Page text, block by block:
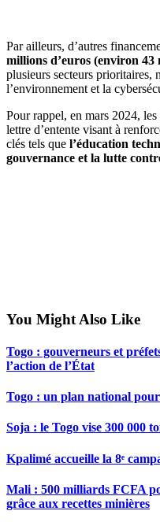
Par ailleurs, d’autres
millions d’euros (environ
plusieurs secteurs prioritaires,
l’environnement et la
Pour rappel, en mars 2024,
lettre d’entente visant à
clés tels que l’éducation
gouvernance et la lutte
You Might Also Like
Togo : gouverneurs et
l’action de l’État
Togo : un plan national
Soja : le Togo vise 300 000
Kpalimé accueille la 8ᵉ
Mali : 500 milliards FCFA
grâce aux recettes minières